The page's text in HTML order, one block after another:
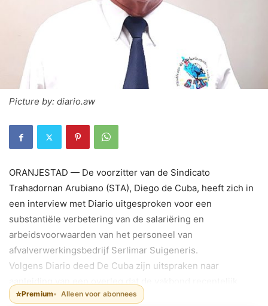
Picture by: diario.aw
ORANJESTAD — De voorzitter van de Sindicato
Trahadornan Arubiano (STA), Diego de Cuba, heeft zich in
een interview met Diario uitgesproken voor een
substantiële verbetering van de salariëring en
arbeidsvoorwaarden van het personeel van
afvalverwerkingsbedrijf Serlimar Suigeneris.
Volgens Diario deed De Cuba zijn uitspraken naar
voerde met de directie van Serlimar.
⭐Premium Alleen voor abonnees